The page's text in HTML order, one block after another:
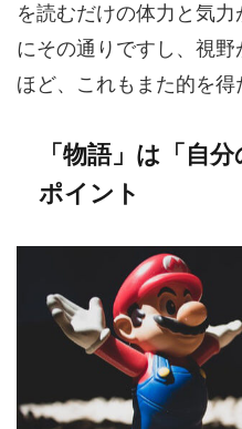
を読むだけの体力と気
にその通りですし、視
ほど、これもまた的を得
「物語」は「自
ポイント